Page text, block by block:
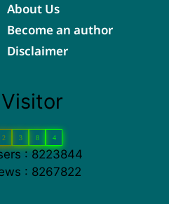
About Us
Become an author
Disclaimer
2 3 8 4
: 8223844
: 8267822